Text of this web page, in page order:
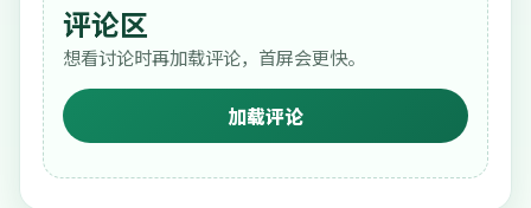
评论区
想看讨论时再加载评论，首屏会更快。
加载评论